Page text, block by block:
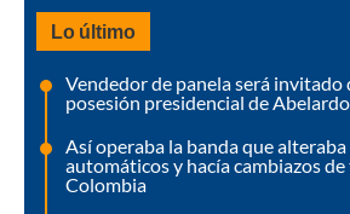
Lo último
Vendedor de panela será invitado
posesión presidencial de
Así operaba la banda que
automáticos y hacía cambiazos
Colombia